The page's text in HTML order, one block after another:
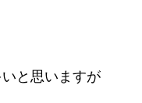
と思いますが